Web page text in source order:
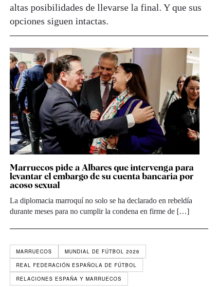
altas posibilidades de llevarse la final. Y que sus
opciones siguen intactas.
Marruecos pide a Albares que intervenga para
levantar el embargo de su cuenta bancaria por
acoso sexual
La diplomacia marroquí no solo se ha declarado en rebeldía
durante meses para no cumplir la condena en firme de […]
MARRUECOS
MUNDIAL DE FÚTBOL 2026
REAL FEDERACIÓN ESPAÑOLA DE FÚTBOL
RELACIONES ESPAÑA Y MARRUECOS